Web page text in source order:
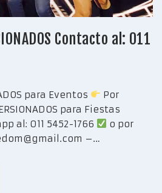
Contacto al: 011
para Eventos
Por
para Fiestas
al: 011 5452-1766
o por
–…